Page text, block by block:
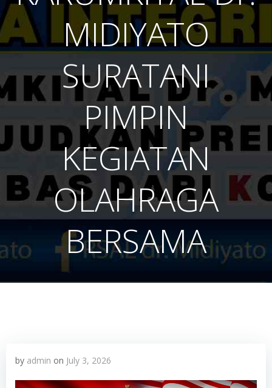
MIDIYATO
SURATANI
PIMPIN
KEGIATAN
OLAHRAGA
BERSAMA
by admin on July 3, 2026